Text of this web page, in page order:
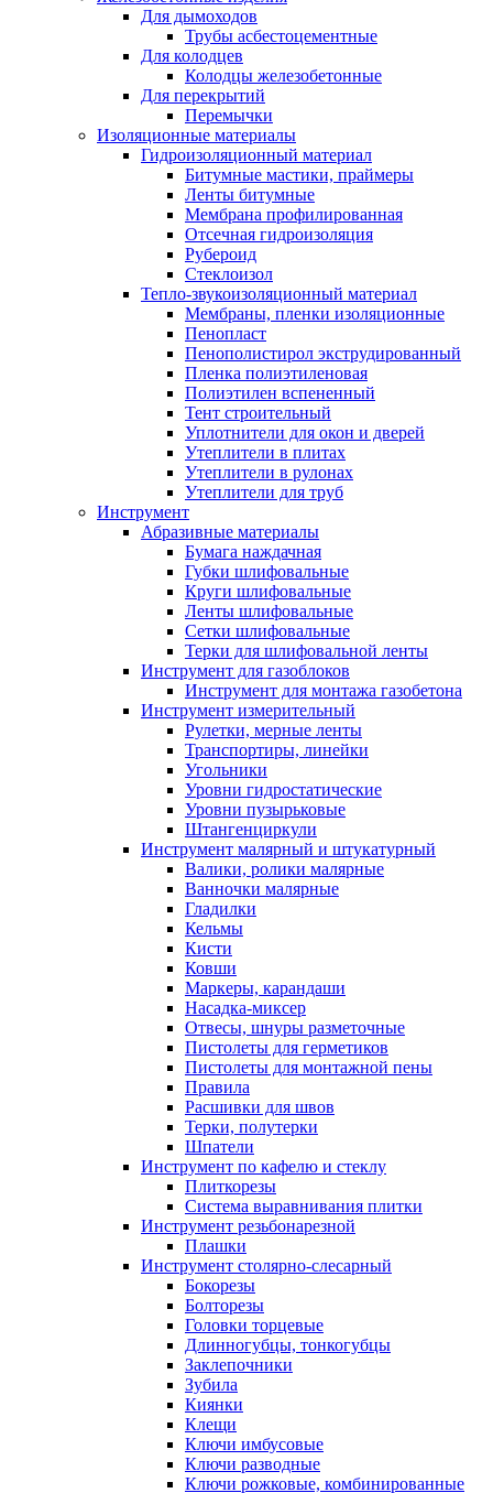
Для дымоходов
Трубы асбестоцементные
Для колодцев
Колодцы железобетонные
Для перекрытий
Перемычки
Изоляционные материалы
Гидроизоляционный материал
Битумные мастики, праймеры
Ленты битумные
Мембрана профилированная
Отсечная гидроизоляция
Рубероид
Стеклоизол
Тепло-звукоизоляционный материал
Мембраны, пленки изоляционные
Пенопласт
Пенополистирол экструдированный
Пленка полиэтиленовая
Полиэтилен вспененный
Тент строительный
Уплотнители для окон и дверей
Утеплители в плитах
Утеплители в рулонах
Утеплители для труб
Инструмент
Абразивные материалы
Бумага наждачная
Губки шлифовальные
Круги шлифовальные
Ленты шлифовальные
Сетки шлифовальные
Терки для шлифовальной ленты
Инструмент для газоблоков
Инструмент для монтажа газобетона
Инструмент измерительный
Рулетки, мерные ленты
Транспортиры, линейки
Угольники
Уровни гидростатические
Уровни пузырьковые
Штангенциркули
Инструмент малярный и штукатурный
Валики, ролики малярные
Ванночки малярные
Гладилки
Кельмы
Кисти
Ковши
Маркеры, карандаши
Насадка-миксер
Отвесы, шнуры разметочные
Пистолеты для герметиков
Пистолеты для монтажной пены
Правила
Расшивки для швов
Терки, полутерки
Шпатели
Инструмент по кафелю и стеклу
Плиткорезы
Система выравнивания плитки
Инструмент резьбонарезной
Плашки
Инструмент столярно-слесарный
Бокорезы
Болторезы
Головки торцевые
Длинногубцы, тонкогубцы
Заклепочники
Зубила
Киянки
Клещи
Ключи имбусовые
Ключи разводные
Ключи рожковые, комбинированные